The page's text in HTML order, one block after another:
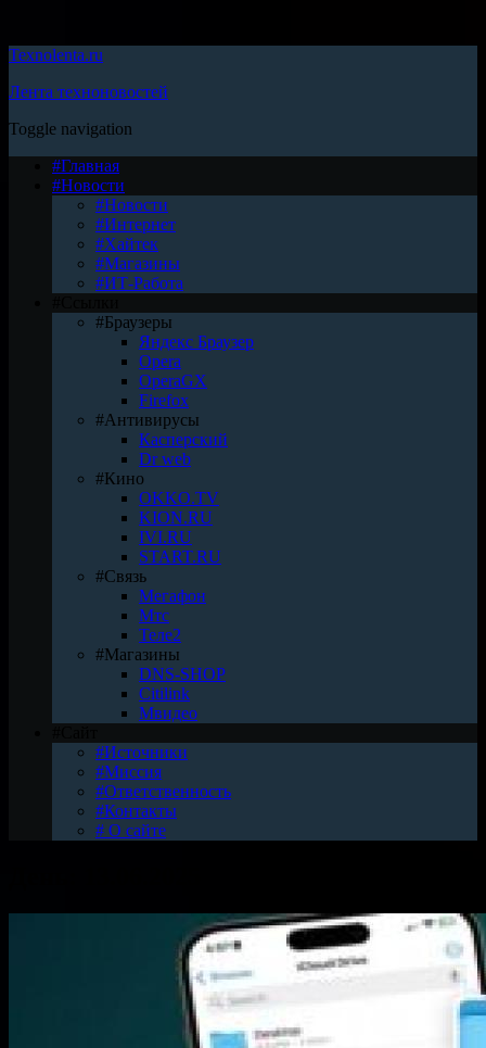
Texnolenta.ru
Лента техноновостей
Toggle navigation
#Главная
#Новости
#Новости
#Интернет
#Хайтек
#Магазины
#ИТ-Работа
#Браузеры
Яндекс Браузер
Opera
OperaGX
Firefox
#Антивирусы
Касперский
Dr web
#Кино
OKKO.TV
KION.RU
IVI.RU
START.RU
#Связь
Мегафон
Мтс
Теле2
#Магазины
DNS-SHOP
Citilink
Мвидео
#Источники
#Миссия
#Ответственность
#Контакты
# О сайте